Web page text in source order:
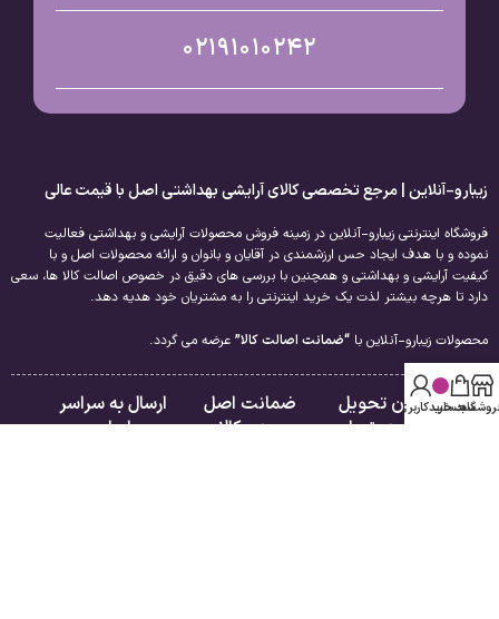
02191010242
زیبارو-آنلاین | مرجع تخصصی کالای آرایشی بهداشتی اصل با قیمت عالی
فروشگاه اینترنتی زیبارو-آنلاین در زمینه فروش محصولات آرایشی و بهداشتی فعالیت
نموده و با هدف ایجاد حس ارزشمندی در آقایان و بانوان و ارائه محصولات اصل و با
کیفیت آرایشی و بهداشتی و همچنین با بررسی های دقیق در خصوص اصالت کالا ها، سعی
دارد تا هرچه بیشتر لذت یک خرید اینترنتی را به مشتریان خود هدیه دهد.
محصولات زیبارو-آنلاین با “ضمانت اصالت کالا” عرضه می گردد.
امکان تحویل
فوری در تهران
ضمانت اصل
بودن کالا
ارسال به سراسر
ایران
سبد خرید
حساب کاربری من